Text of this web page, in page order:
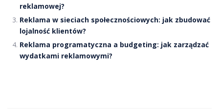
reklamowej?
Reklama w sieciach społecznościowych: jak zbudować
lojalność klientów?
Reklama programatyczna a budgeting: jak zarządzać
wydatkami reklamowymi?